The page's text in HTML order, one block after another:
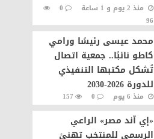
منذ 2 يوم و 1 ساعة
0
96
محمد عيسى رئيسًا ورامي
كاطو نائبًا.. جمعية اتصال
تُشكل مكتبها التنفيذي
للدورة 2026-2030
منذ 6 يوم 0
157
«إي آند مصر» الراعي
الرسمي للمنتخب تهنئ